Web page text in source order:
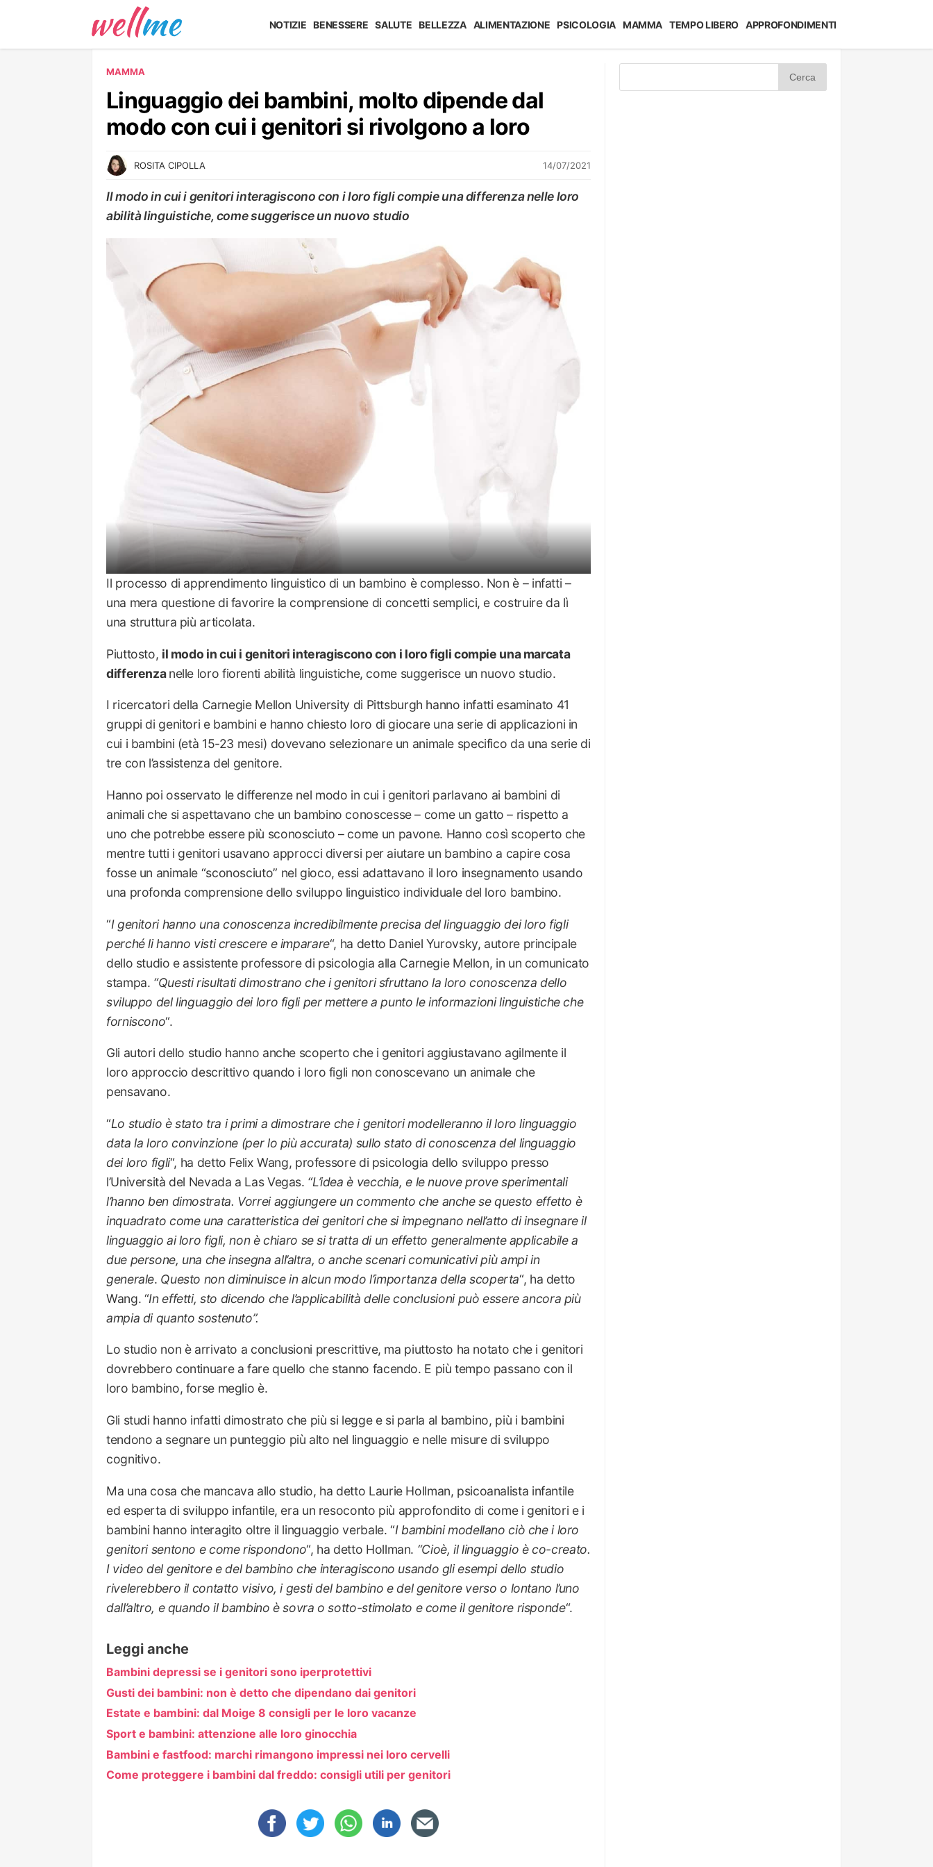
NOTIZIE BENESSERE SALUTE BELLEZZA ALIMENTAZIONE PSICOLOGIA MAMMA TEMPO LIBERO APPROFONDIMENTI
MAMMA
Linguaggio dei bambini, molto dipende dal
modo con cui i genitori si rivolgono a loro
ROSITA CIPOLLA 14/07/2021
Il modo in cui i genitori interagiscono con i loro figli compie una differenza nelle loro
abilità linguistiche, come suggerisce un nuovo studio
Il processo di apprendimento linguistico di un bambino è complesso. Non è – infatti –
una mera questione di favorire la comprensione di concetti semplici, e costruire da lì
una struttura più articolata.
Piuttosto, il modo in cui i genitori interagiscono con i loro figli compie una marcata
differenzanelle loro fiorenti abilità linguistiche, come suggerisce un nuovo studio.
I ricercatori della Carnegie Mellon University di Pittsburgh hanno infatti esaminato 41
gruppi di genitori e bambini e hanno chiesto loro di giocare una serie di applicazioni in
cui i bambini (età 15-23 mesi) dovevano selezionare un animale specifico da una serie di
tre con l’assistenza del genitore.
Hanno poi osservato le differenze nel modo in cui i genitori parlavano ai bambini di
animali che si aspettavano che un bambino conoscesse – come un gatto – rispetto a
uno che potrebbe essere più sconosciuto – come un pavone. Hanno così scoperto che
mentre tutti i genitori usavano approcci diversi per aiutare un bambino a capire cosa
fosse un animale “sconosciuto” nel gioco, essi adattavano il loro insegnamento usando
una profonda comprensione dello sviluppo linguistico individuale del loro bambino.
“I genitori hanno una conoscenza incredibilmente precisa del linguaggio dei loro figli
perché li hanno visti crescere e imparare“, ha detto Daniel Yurovsky, autore principale
dello studio e assistente professore di psicologia alla Carnegie Mellon, in un comunicato
stampa. “Questi risultati dimostrano che i genitori sfruttano la loro conoscenza dello
sviluppo del linguaggio dei loro figli per mettere a punto le informazioni linguistiche che
forniscono“.
Gli autori dello studio hanno anche scoperto che i genitori aggiustavano agilmente il
loro approccio descrittivo quando i loro figli non conoscevano un animale che
pensavano.
“Lo studio è stato tra i primi a dimostrare che i genitori modelleranno il loro linguaggio
data la loro convinzione (per lo più accurata) sullo stato di conoscenza del linguaggio
dei loro figli“, ha detto Felix Wang, professore di psicologia dello sviluppo presso
l’Università del Nevada a Las Vegas. “L’idea è vecchia, e le nuove prove sperimentali
l’hanno ben dimostrata. Vorrei aggiungere un commento che anche se questo effetto è
inquadrato come una caratteristica dei genitori che si impegnano nell’atto di insegnare il
linguaggio ai loro figli, non è chiaro se si tratta di un effetto generalmente applicabile a
due persone, una che insegna all’altra, o anche scenari comunicativi più ampi in
generale. Questo non diminuisce in alcun modo l’importanza della scoperta“, ha detto
Wang. “In effetti, sto dicendo che l’applicabilità delle conclusioni può essere ancora più
ampia di quanto sostenuto”.
Lo studio non è arrivato a conclusioni prescrittive, ma piuttosto ha notato che i genitori
dovrebbero continuare a fare quello che stanno facendo. E più tempo passano con il
loro bambino, forse meglio è.
Gli studi hanno infatti dimostrato che più si legge e si parla al bambino, più i bambini
tendono a segnare un punteggio più alto nel linguaggio e nelle misure di sviluppo
cognitivo.
Ma una cosa che mancava allo studio, ha detto Laurie Hollman, psicoanalista infantile
ed esperta di sviluppo infantile, era un resoconto più approfondito di come i genitori e i
bambini hanno interagito oltre il linguaggio verbale. “I bambini modellano ciò che i loro
genitori sentono e come rispondono“, ha detto Hollman. “Cioè, il linguaggio è co-creato.
I video del genitore e del bambino che interagiscono usando gli esempi dello studio
rivelerebbero il contatto visivo, i gesti del bambino e del genitore verso o lontano l’uno
dall’altro, e quando il bambino è sovra o sotto-stimolato e come il genitore risponde“.
Leggi anche
Bambini depressi se i genitori sono iperprotettivi
Gusti dei bambini: non è detto che dipendano dai genitori
Estate e bambini: dal Moige 8 consigli per le loro vacanze
Sport e bambini: attenzione alle loro ginocchia
Bambini e fastfood: marchi rimangono impressi nei loro cervelli
Come proteggere i bambini dal freddo: consigli utili per genitori